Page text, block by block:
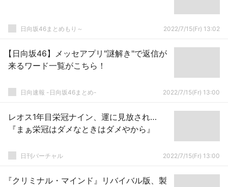
日向坂46まとめもり～ 2022/7/15(Fr) 13:02
【日向坂46】メッセアプリ"謎解き"で返信が
来るワード一覧がこちら！
日向速報 -日向坂46まとめ- 2022/7/15(Fr) 13:00
レオス1年目栄冠ナイン、運に見放され…
『まぁ栄冠はダメなときはダメやから』
日刊バーチャル 2022/7/15(Fr) 13:00
『クリミナル・マインド』リバイバル版、製